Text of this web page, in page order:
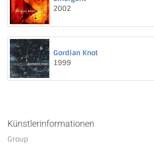
2002
Gordian Knot
1999
Künstlerinformationen
Group